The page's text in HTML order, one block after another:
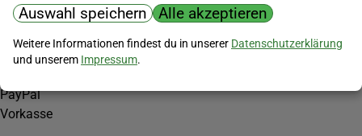
Widerrufsbelehrung
Zahlungsmöglichkeiten
PayPal
Vorkasse
Auswahl speichern Alle akzeptieren
Weitere Informationen findest du in unserer Datenschutzerklärung
und unserem Impressum.